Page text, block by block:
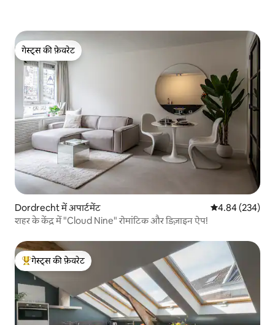
गेस्ट्स की फ़ेवरेट
गेस्ट्स की फ़ेवरेट
Dordrecht में अपार्टमेंट औसत रेटिंग 5 में से
4.84 (234)
शहर के केंद्र में "Cloud Nine" रोमांटिक और डिज़ाइन ऐप!
गेस्ट्स का टॉप फ़ेवरेट
गेस्ट्स की फ़ेवरेट